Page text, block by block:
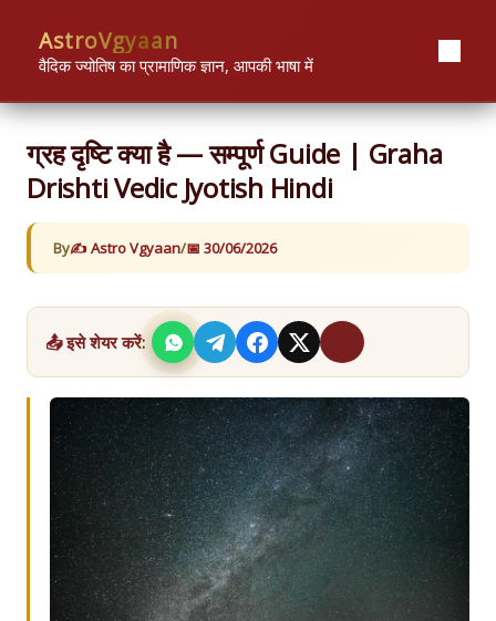
content
AstroVgyaan
वैदिक ज्योतिष का प्रामाणिक ज्ञान, आपकी भाषा में
ग्रह दृष्टि क्या है — सम्पूर्ण Guide | Graha
Drishti Vedic Jyotish Hindi
By Astro Vgyaan/ 30/06/2026
📤 इसे शेयर करें: